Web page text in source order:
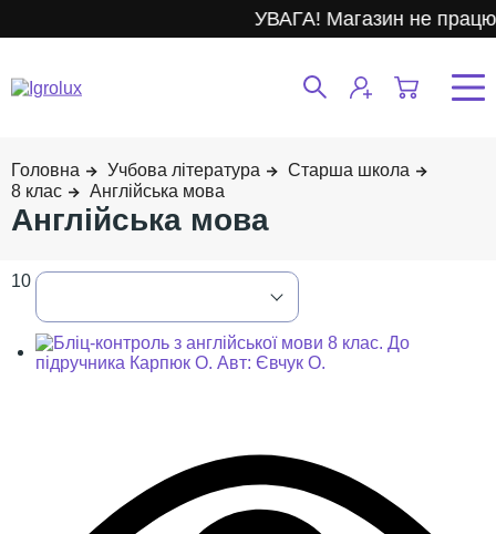
УВАГА! Магазин не працює.
Учбова література
Старша школа
8 клас
Англійська мова
Англійська мова
10